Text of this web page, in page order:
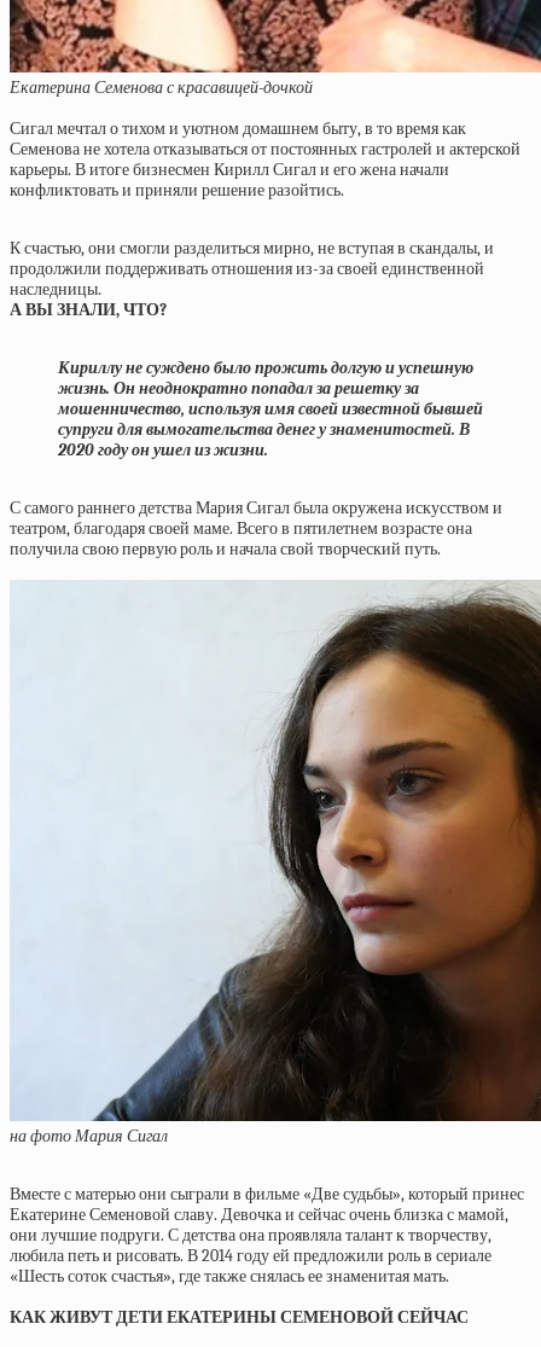
Екатерина Семенова с красавицей-дочкой
Сигал мечтал о тихом и уютном домашнем быту, в то время как
Семенова не хотела отказываться от постоянных гастролей и актерской
карьеры. В итоге бизнесмен Кирилл Сигал и его жена начали
конфликтовать и приняли решение разойтись.
К счастью, они смогли разделиться мирно, не вступая в скандалы, и
продолжили поддерживать отношения из-за своей единственной
наследницы.
А ВЫ ЗНАЛИ, ЧТО?
Кириллу не суждено было прожить долгую и успешную
жизнь. Он неоднократно попадал за решетку за
мошенничество, используя имя своей известной бывшей
супруги для вымогательства денег у знаменитостей. В
2020 году он ушел из жизни.
С самого раннего детства Мария Сигал была окружена искусством и
театром, благодаря своей маме. Всего в пятилетнем возрасте она
получила свою первую роль и начала свой творческий путь.
на фото Мария Сигал
Вместе с матерью они сыграли в фильме «Две судьбы», который принес
Екатерине Семеновой славу. Девочка и сейчас очень близка с мамой,
они лучшие подруги. С детства она проявляла талант к творчеству,
любила петь и рисовать. В 2014 году ей предложили роль в сериале
«Шесть соток счастья», где также снялась ее знаменитая мать.
КАК ЖИВУТ ДЕТИ ЕКАТЕРИНЫ СЕМЕНОВОЙ СЕЙЧАС